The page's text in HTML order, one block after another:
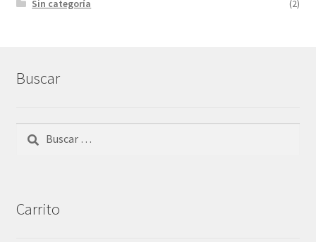
Sin categoría (2)
Buscar
Buscar:
Carrito